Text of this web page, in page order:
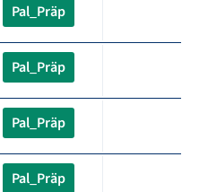
Pal_Präp
Pal_Präp
Pal_Präp
Pal_Präp